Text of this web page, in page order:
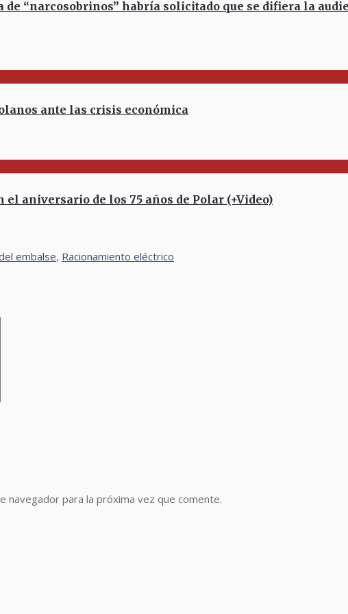
de “narcosobrinos” habría solicitado que se difiera la
ante las crisis económica
aniversario de los 75 años de Polar (+Video)
embalse, Racionamiento eléctrico
para la próxima vez que comente.